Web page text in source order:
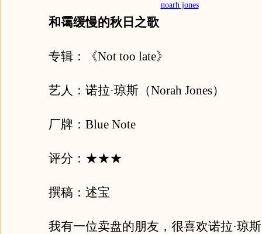
noarh jones
和霭缓慢的秋日之歌
专辑：《Not too late》
艺人：诺拉·琼斯（Norah Jones）
厂牌：Blue Note
评分：★★★
撰稿：述宝
我有一位卖盘的朋友，很喜欢诺拉·琼斯